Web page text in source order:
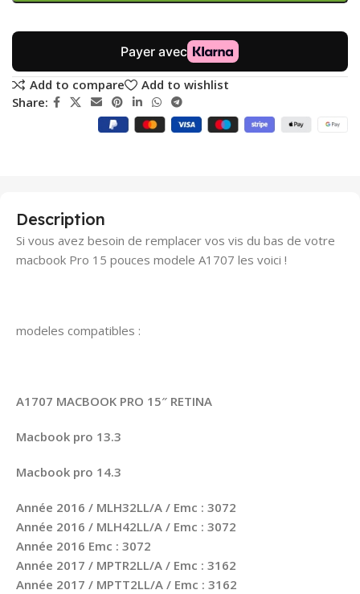
Add to compare
Add to wishlist
Share:
Description
Si vous avez besoin de remplacer vos vis du bas de votre
macbook Pro 15 pouces modele A1707 les voici !
modeles compatibles :
A1707 MACBOOK PRO 15″ RETINA
Macbook pro 13.3
Macbook pro 14.3
Année 2016 / MLH32LL/A / Emc : 3072
Année 2016 / MLH42LL/A / Emc : 3072
Année 2016 Emc : 3072
Année 2017 / MPTR2LL/A / Emc : 3162
Année 2017 / MPTT2LL/A / Emc : 3162